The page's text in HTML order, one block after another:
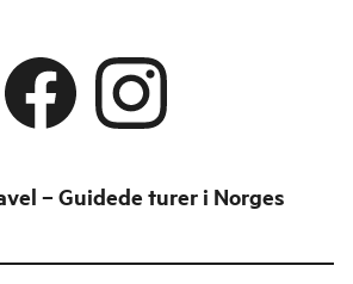
– Guidede turer i Norges